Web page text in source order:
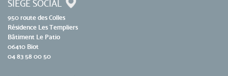
SIÈGE SOCIAL
950 route des Colles
Résidence Les Templiers
Bâtiment Le Patio
06410 Biot
04 83 58 00 50